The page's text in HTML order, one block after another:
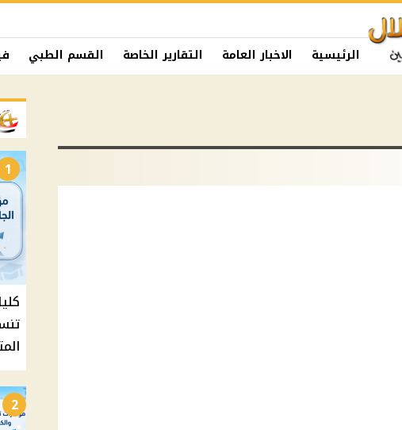
الرئيسية الاخبار العامة التقارير الخاصة القسم الطبي
1
2